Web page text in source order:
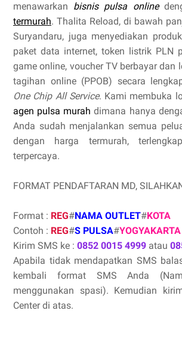
menawarkan bisnis pulsa online
termurah. Thalita Reload, di bawah
Suryandaru, juga menyediakan
paket data internet, token listrik PLN
game online, voucher TV berbayar dan
tagihan online (PPOB) secara
One Chip All Service. Kami membuka
agen pulsa murah dimana hanya
Anda sudah menjalankan semua
dengan harga termurah,
terpercaya.
FORMAT PENDAFTARAN MD,
Format : REG#NAMA OUTLET#KOTA
Contoh : REG#S PULSA#YOGYAKARTA
Kirim SMS ke : 0852 0015 4999 atau
Apabila tidak mendapatkan SMS
kembali format SMS Anda
menggunakan spasi). Kemudian
Center di atas.